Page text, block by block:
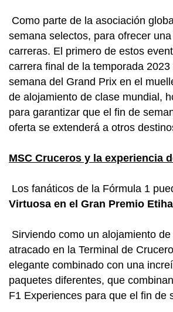
Como parte de la asociación
semana selectos, para ofrecer
carreras. El primero de estos
carrera final de la temporada
semana del Grand Prix en el
de alojamiento de clase mundial,
para garantizar que el fin de
oferta se extenderá a otros
MSC Cruceros y la experiencia
Los fanáticos de la Fórmula 1
Virtuosa en el Gran Premio
Sirviendo como un alojamiento
atracado en la Terminal de
elegante combinado con una
paquetes diferentes, que
F1 Experiences para que el fin de